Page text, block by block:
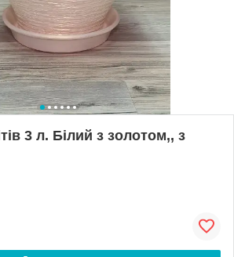
3 л. Білий з золотом,, з